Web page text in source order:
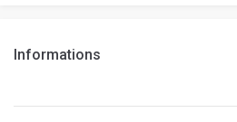
Informations